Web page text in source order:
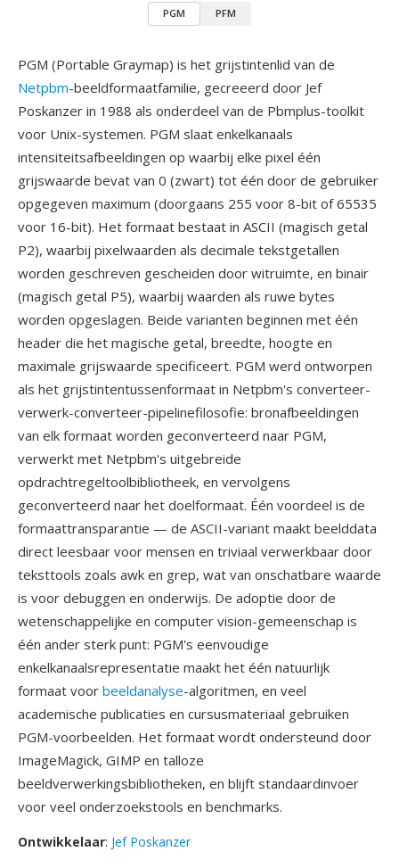
PGM PFM
PGM (Portable Graymap) is het grijstintenlid van de
Netpbm-beeldformaatfamilie, gecreeerd door Jef
Poskanzer in 1988 als onderdeel van de Pbmplus-toolkit
voor Unix-systemen. PGM slaat enkelkanaals
intensiteitsafbeeldingen op waarbij elke pixel één
grijswaarde bevat van 0 (zwart) tot één door de gebruiker
opgegeven maximum (doorgaans 255 voor 8-bit of 65535
voor 16-bit). Het formaat bestaat in ASCII (magisch getal
P2), waarbij pixelwaarden als decimale tekstgetallen
worden geschreven gescheiden door witruimte, en binair
(magisch getal P5), waarbij waarden als ruwe bytes
worden opgeslagen. Beide varianten beginnen met één
header die het magische getal, breedte, hoogte en
maximale grijswaarde specificeert. PGM werd ontworpen
als het grijstintentussenformaat in Netpbm's converteer-
verwerk-converteer-pipelinefilosofie: bronafbeeldingen
van elk formaat worden geconverteerd naar PGM,
verwerkt met Netpbm's uitgebreide
opdrachtregeltoolbibliotheek, en vervolgens
geconverteerd naar het doelformaat. Één voordeel is de
formaattransparantie — de ASCII-variant maakt beelddata
direct leesbaar voor mensen en triviaal verwerkbaar door
teksttools zoals awk en grep, wat van onschatbare waarde
is voor debuggen en onderwijs. De adoptie door de
wetenschappelijke en computer vision-gemeenschap is
één ander sterk punt: PGM's eenvoudige
enkelkanaalsrepresentatie maakt het één natuurlijk
formaat voor beeldanalyse-algoritmen, en veel
academische publicaties en cursusmateriaal gebruiken
PGM-voorbeelden. Het formaat wordt ondersteund door
ImageMagick, GIMP en talloze
beeldverwerkingsbibliotheken, en blijft standaardinvoer
voor veel onderzoekstools en benchmarks.
Ontwikkelaar: Jef Poskanzer